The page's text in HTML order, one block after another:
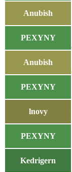
Anubish
PEXYNY
Anubish
PEXYNY
lnovy
PEXYNY
Kedrigern